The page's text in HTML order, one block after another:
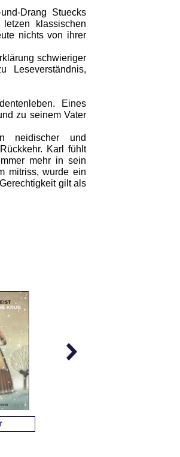
Drang Stuecks
klassischen
nichts von ihrer
schwieriger
Leseverständnis,
Eines
zu seinem Vater
neidischer und
Karl fühlt
mehr in sein
mitriss, wurde ein
gilt als